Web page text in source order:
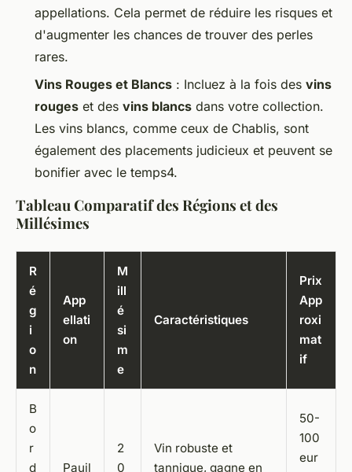
appellations. Cela permet de réduire les risques et
d'augmenter les chances de trouver des perles
rares.
Vins Rouges et Blancs : Incluez à la fois des vins
rouges et des vins blancs dans votre collection.
Les vins blancs, comme ceux de Chablis, sont
également des placements judicieux et peuvent se
bonifier avec le temps4.
Tableau Comparatif des Régions et des
Millésimes
R
é
g
i
o
n
App
ellati
on
M
ill
é
si
m
e
Caractéristiques
Prix
App
roxi
mat
if
B
o
r
d
Pauil
2
0
Vin robuste et
tannique, gagne en
50-
100
eur